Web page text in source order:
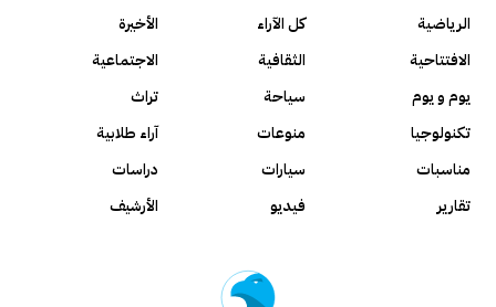
الرياضية
كل الآراء
الأخيرة
الافتتاحية
الثقافية
الاجتماعية
يوم و يوم
سياحة
تراث
تكنولوجيا
منوعات
آراء طلابية
مناسبات
سيارات
دراسات
تقارير
فيديو الأرشيف